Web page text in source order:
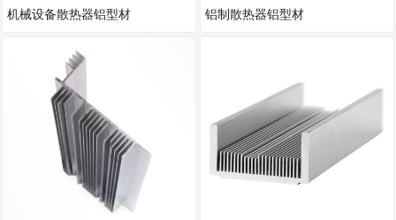
机械设备散热器铝型材 铝制散热器铝型材